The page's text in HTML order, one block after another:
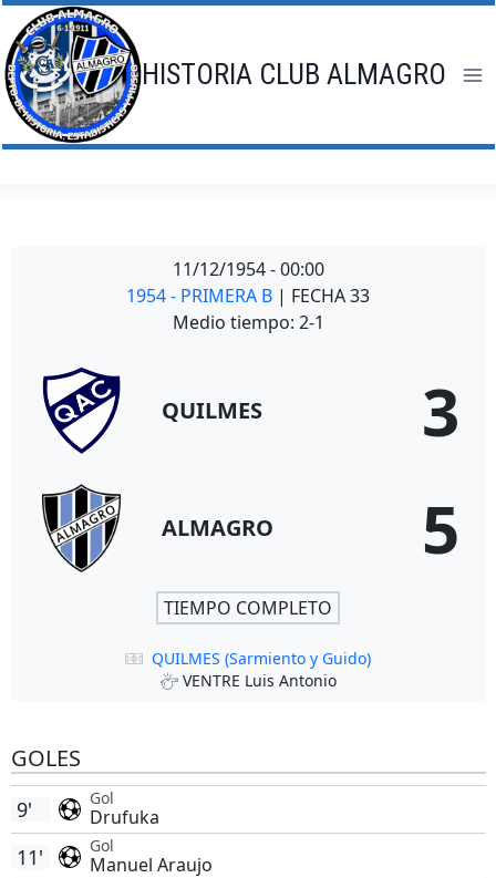
Saltar
al
contenido
HISTORIA CLUB ALMAGRO
11/12/1954 - 00:00
1954 - PRIMERA B | FECHA 33
Medio tiempo: 2-1
QUILMES 3
ALMAGRO 5
TIEMPO COMPLETO
QUILMES (Sarmiento y Guido)
VENTRE Luis Antonio
GOLES
Gol
Drufuka
9'
Gol
Manuel Araujo
11'